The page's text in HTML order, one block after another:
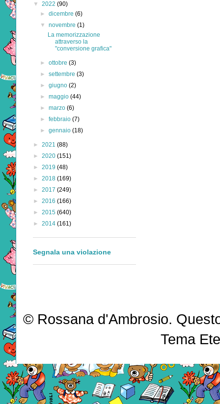
▼ 2022 (90)
►dicembre(6)
▼novembre(1)
La memorizzazione
attraverso la
"conversione grafica"
►ottobre(3)
►settembre(3)
►giugno(2)
►maggio(44)
►marzo(6)
►febbraio(7)
►gennaio(18)
► 2021 (88)
► 2020 (151)
► 2019 (48)
► 2018 (169)
► 2017 (249)
► 2016 (166)
► 2015 (640)
► 2014 (161)
Segnala una violazione
© Rossana d'Ambrosio.
Tema